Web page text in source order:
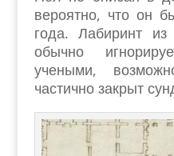
вероятно, что он
года. Лабиринт из
обычно
учеными,
частично закрыт